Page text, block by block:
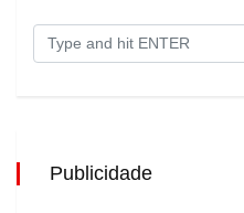
Publicidade